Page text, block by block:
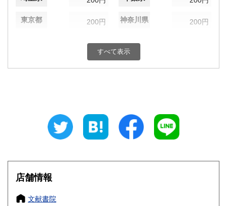
東京都 200円 神奈川県 200円
200円 富山県
200円 三重県
大阪府
奈良県
すべて表示
店舗情報
文献書院